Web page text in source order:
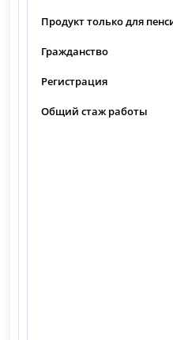
Продукт только для
Гражданство
Регистрация
Общий стаж работы